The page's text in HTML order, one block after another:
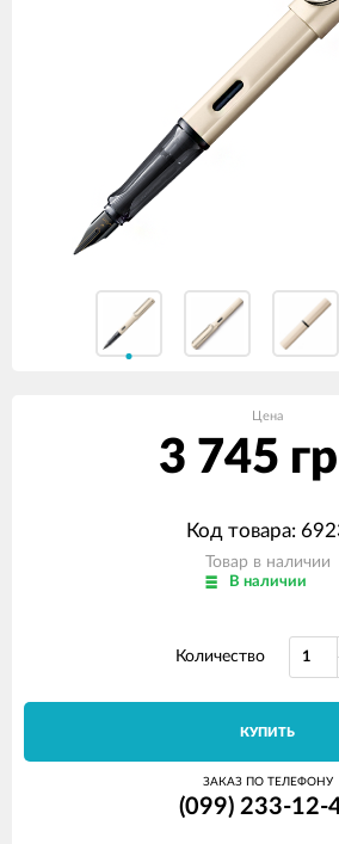
Цена
3 745
Код товара:
Товар в наличии
В наличии
Количество
КУПИТЬ
ЗАКАЗ ПО ТЕЛЕФОНУ
(099) 233-12-